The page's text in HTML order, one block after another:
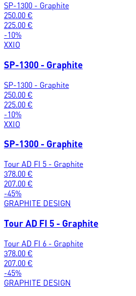
SP-1300 - Graphite
250.00 €
225.00 €
-10%
XXIO
SP-1300 - Graphite
SP-1300 - Graphite
250.00 €
225.00 €
-10%
XXIO
SP-1300 - Graphite
Tour AD FI 5 - Graphite
378.00 €
207.00 €
-45%
GRAPHITE DESIGN
Tour AD FI 5 - Graphite
Tour AD FI 6 - Graphite
378.00 €
207.00 €
-45%
GRAPHITE DESIGN